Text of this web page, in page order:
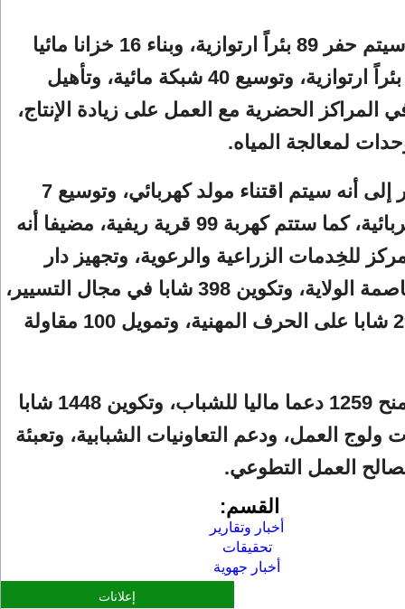
مضيفًا أنه سيتم حفر 89 بئراً ارتوازية، وبناء 16 خزانا مائيا
وتجهيز 11 بئراً ارتوازية، وتوسيع 40 شبكة مائية، وتأهيل
المراكز الحضرية مع العمل على زيادة الإنتاج،
الوزير أشار إلى أنه سيتم اقتناء مولد كهربائي، وتوسيع 7
شبكات كهربائية، كما ستتم كهربة 99 قرية ريفية، مضيفا أنه
للخِدمات الزراعية والرعوية، وتجهيز دار
الشباب بعاصمة الولاية، وتكوين 398 شابا في مجال التسيير،
وتكوين 292 شابا على الحرف المهنية، وتمويل 100 مقاولة
كما سيتم منح 1259 دعما ماليا للشباب، وتكوين 1448 شابا
ولوج العمل، ودعم التعاونيات الشبابية، وتعبئة
القسم:
أخبار وتقارير
تحقيقات
أخبار جهوية
إعلانات